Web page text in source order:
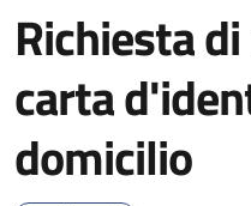
Richiesta
carta
domicilio